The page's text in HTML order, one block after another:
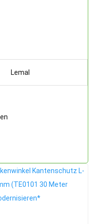
Lemal
Kantenschutz L-
(TE0101 30 Meter